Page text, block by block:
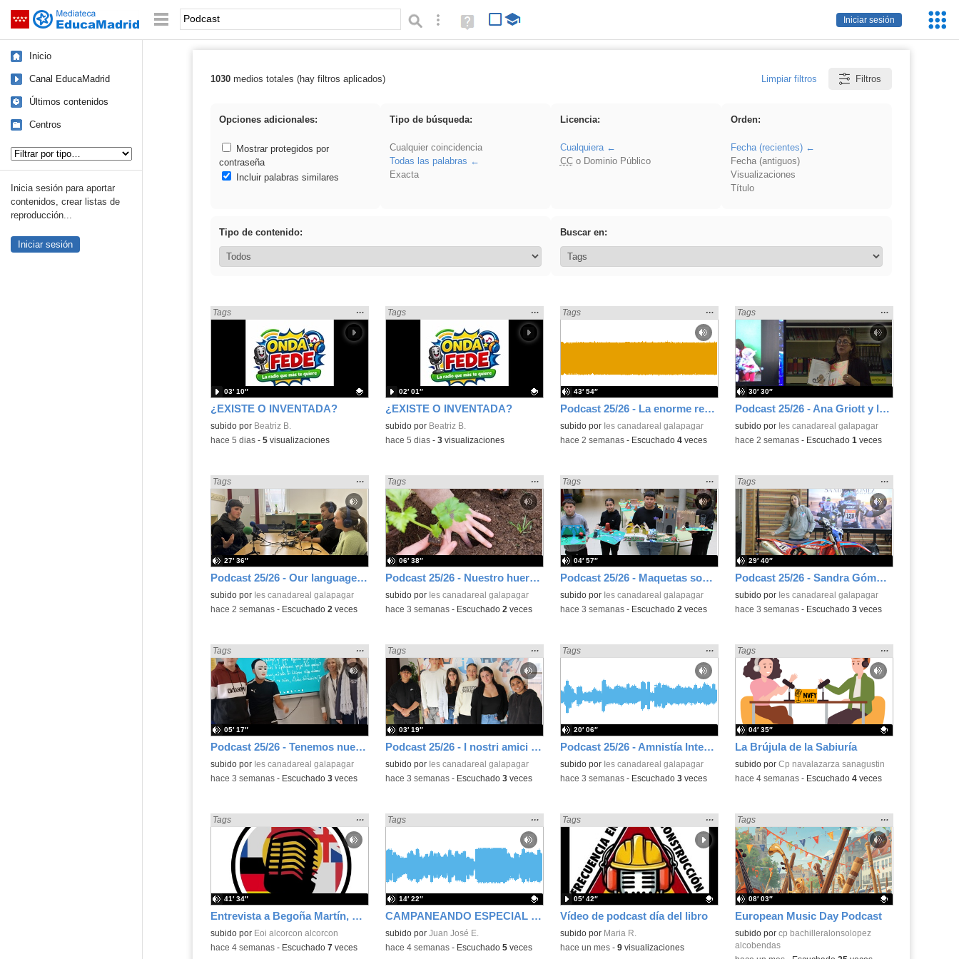
Saltar navegación
Iniciar sesión
Palabra o frase: Búsqueda avanzada
Ayuda
(en
Inicio
Canal EducaMadrid
Últimos contenidos
Centros
Inicia sesión para aportar
contenidos, crear listas de
reproducción...
Iniciar sesión
Resultados de: Podcast
1030medios totales (hay filtros aplicados) Limpiar filtros Filtros
Opciones adicionales:
Mostrar protegidos por
contraseña
Incluir palabras similares
Tipo de búsqueda:
Cualquier coincidencia
Todas las palabras
Exacta
Licencia:
Cualquiera
CCo Dominio Público
Orden:
Fecha (recientes)
Fecha (antiguos)
Visualizaciones
Título
Tipo de contenido: Buscar en:
¿EXISTE O INVENTADA?
Encontrado «Podcast» en:
Tags
Mostrar
la
ubicación
…
Contenido educativo.
subido por Beatriz B.
03′ 10″
-hace 5 dias- 5visualizaciones
¿EXISTE O INVENTADA?
Encontrado «Podcast» en:
Tags
Mostrar
la
ubicación
…
Contenido educativo.
subido por Beatriz B.
02′ 01″
-hace 5 dias- 3visualizaciones
Podcast 25/26 - La enorme responsabilidad de ser juez
Encontrado «Podcast» en:
Tags
Mostrar
la
ubicación
búsqueda
…
subido por Ies canadareal galapagar
43′ 54″
-hace 2 semanas- Escuchado 4veces
Podcast 25/26 - Ana Griott y los cuentos de las voces olvidadas
Encontrado «Podcast» en:
Tags
Mostrar
la
ubicación
búsqueda
…
subido por Ies canadareal galapagar
30′ 30″
-hace 2 semanas- Escuchado 1 veces
Podcast 25/26 - Our language assistant Ellie
Encontrado «Podcast» en:
Tags
Mostrar
la
ubicación
de la
búsqueda
…
subido por Ies canadareal galapagar
27′ 36″
-hace 2 semanas- Escuchado 2 veces
Podcast 25/26 - Nuestro huerto escolar
Encontrado «Podcast» en:
Tags
Mostrar
la
ubicación
de la
búsqueda
…
subido por Ies canadareal galapagar
06′ 38″
-hace 3 semanas- Escuchado 2 veces
Podcast 25/26 - Maquetas sobre el feudalismo
Encontrado «Podcast» en:
Tags
Mostrar
la
ubicación
de la
búsqueda
…
subido por Ies canadareal galapagar
04′ 57″
-hace 3 semanas- Escuchado 2 veces
Podcast 25/26 - Sandra Gómez, campeona de Enduro
Encontrado «Podcast» en:
Tags
Mostrar
la
ubicación
de la
búsqueda
…
subido por Ies canadareal galapagar
29′ 40″
-hace 3 semanas- Escuchado 3veces
Podcast 25/26 - Tenemos nueva profesora de Griego ¿Conoces a María Eugenia?
Encontrado «Podcast» en:
Tags
Mostrar
la
ubicación
de la
búsqueda
…
subido por Ies canadareal galapagar
05′ 17″
-hace 3 semanas- Escuchado 3veces
Podcast 25/26 - I nostri amici italiani
Encontrado «Podcast» en:
Tags
Mostrar
la
ubicación
de la
búsqueda
…
subido por Ies canadareal galapagar
03′ 19″
-hace 3 semanas- Escuchado 3veces
Podcast 25/26 - Amnistía Internacional
Encontrado «Podcast» en:
Tags
Mostrar
la
ubicación
de la
búsqueda
…
subido por Ies canadareal galapagar
20′ 06″
-hace 3 semanas- Escuchado 3veces
La Brújula de la Sabiuría
Encontrado «Podcast» en:
Tags
Mostrar
la
ubicación
búsqueda
…
Contenido educativo.
subido por Cp navalazarza sanagustin
04′ 35″
-hace 4 semanas- Escuchado 4veces
Entrevista a Begoña Martín, directora de la EOI Alcorcón-Ext. S. Martín
Encontrado «Podcast» en:
Tags
Mostrar
la
ubicación
…
subido por Eoi alcorcon alcorcon
41′ 34″
-hace 4 semanas- Escuchado 7veces
CAMPANEANDO ESPECIAL DÍA DEL LIBRO 2026
Encontrado «Podcast» en:
Tags
Mostrar
la
ubicación
de la
…
Contenido educativo.
subido por Juan José E.
14′ 22″
-hace 4 semanas- Escuchado 5veces
Vídeo de podcast día del libro
Encontrado «Podcast» en:
Tags
Mostrar
la
ubicación
búsqueda
…
Contenido educativo.
subido por Maria R.
05′ 42″
-hace un mes- 9visualizaciones
European Music Day Podcast
Encontrado «Podcast» en:
Tags
Mostrar
la
ubicación
de la
búsqueda
…
Contenido educativo.
subido por cp bachilleralonsolopez
alcobendas
08′ 03″